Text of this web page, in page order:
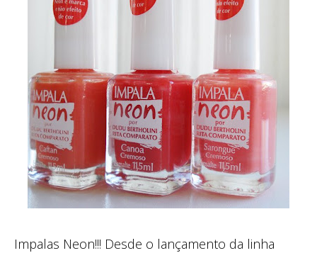
Impalas Neon!!! Desde o lançamento da linha